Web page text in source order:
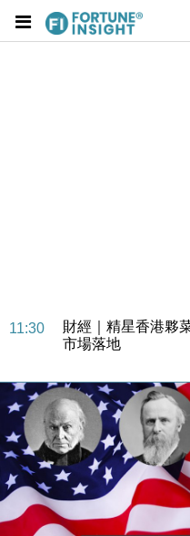
11:30
財經｜精星香港夥
市場落地
東京半島
13:12
國際｜特朗普赴洛
12:30
財經｜香港7月PMI
手
11:40
財經｜黑石傳再籌
Google晶片